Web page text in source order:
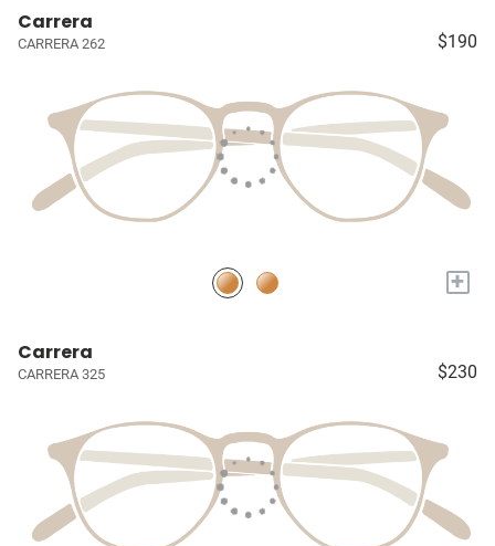
Carrera
CARRERA 262 $190
+
Carrera
CARRERA 325 $230